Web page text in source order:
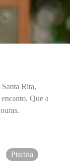
Rita,
Que a
Piscina